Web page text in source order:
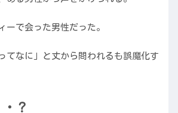
ーで会った男性だった。
てなに」と丈から問われるも誤魔化す
？